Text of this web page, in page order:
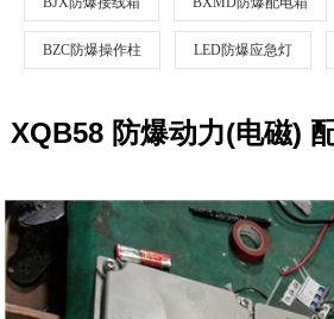
BZC防爆操作柱 LED防爆应急灯